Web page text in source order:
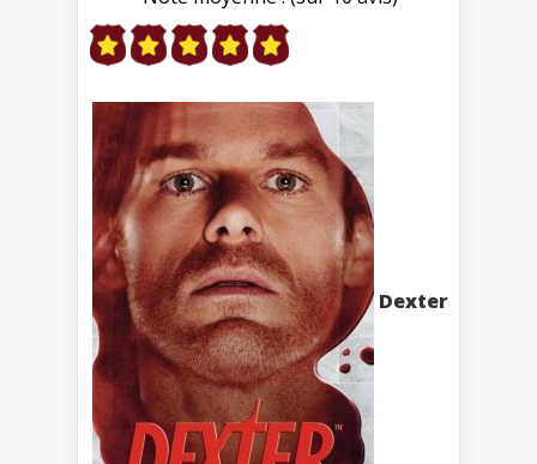
Dexter